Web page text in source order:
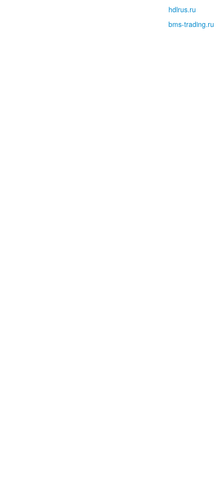
hdlrus.ru
bms-trading.ru